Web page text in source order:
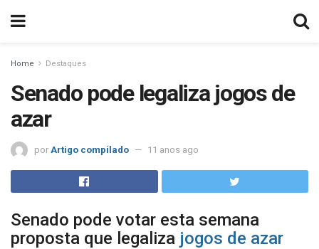
Home Destaques
Senado pode legaliza jogos de
azar
por Artigo compilado 11 anos ago
Senado pode votar esta semana
proposta que legaliza jogos de azar